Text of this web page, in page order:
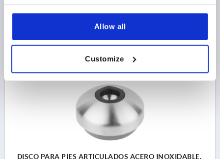
Allow all
Customize
Referencia:K0419.20402
más IVA
más gastos de envío
K0419
DISCO PARA PIES ARTICULADOS ACERO INOXIDABLE,